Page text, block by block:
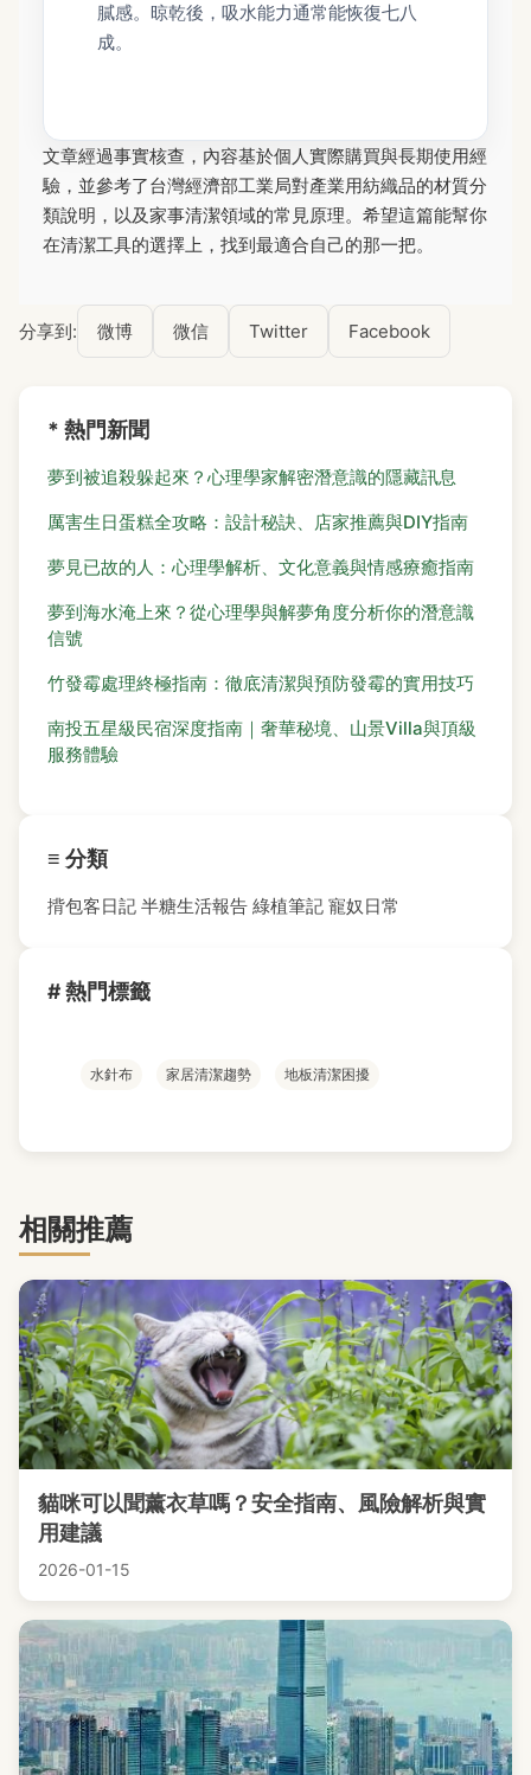
膩感。晾乾後，吸水能力通常能恢復七八
成。
文章經過事實核查，內容基於個人實際購買與長期使用經
驗，並參考了台灣經濟部工業局對產業用紡織品的材質分
類說明，以及家事清潔領域的常見原理。希望這篇能幫你
在清潔工具的選擇上，找到最適合自己的那一把。
分享到: 微博 微信 Twitter Facebook
* 熱門新聞
夢到被追殺躲起來？心理學家解密潛意識的隱藏訊息
厲害生日蛋糕全攻略：設計秘訣、店家推薦與DIY指南
夢見已故的人：心理學解析、文化意義與情感療癒指南
夢到海水淹上來？從心理學與解夢角度分析你的潛意識
信號
竹發霉處理終極指南：徹底清潔與預防發霉的實用技巧
南投五星級民宿深度指南｜奢華秘境、山景Villa與頂級
服務體驗
≡ 分類
揹包客日記 半糖生活報告 綠植筆記 寵奴日常
# 熱門標籤
水針布 家居清潔趨勢 地板清潔困擾
相關推薦
貓咪可以聞薰衣草嗎？安全指南、風險解析與實
用建議
2026-01-15